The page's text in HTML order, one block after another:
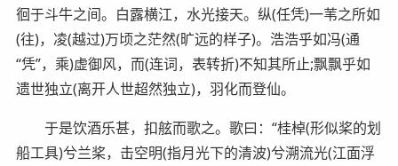
徊于斗牛之间。白露横江，水光接天。纵(任凭)一苇之所如
(往)，凌(越过)万顷之茫然(旷远的样子)。浩浩乎如冯(通
“凭”，乘)虚御风，而(连词，表转折)不知其所止;飘飘乎如
遗世独立(离开人世超然独立)，羽化而登仙。
于是饮酒乐甚，扣舷而歌之。歌曰：“桂棹(形似桨的划
船工具)兮兰桨，击空明(指月光下的清波)兮溯流光(江面浮